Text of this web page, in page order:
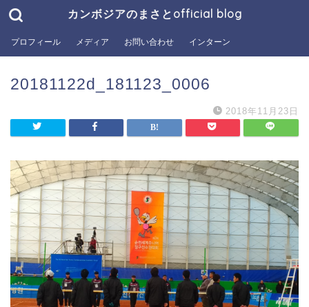
カンボジアのまさとofficial blog
プロフィール メディア お問い合わせ インターン
20181122d_181123_0006
2018年11月23日